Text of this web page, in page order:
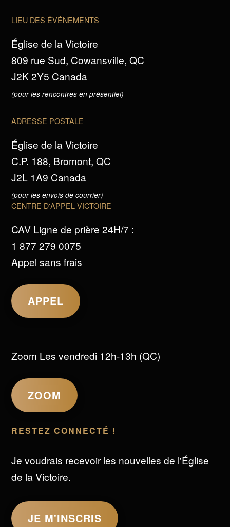
LIEU DES ÉVÉNEMENTS
Église de la Victoire
809 rue Sud, Cowansville, QC
J2K 2Y5 Canada
(pour les rencontres en présentiel)
ADRESSE POSTALE
Église de la Victoire
C.P. 188, Bromont, QC
J2L 1A9 Canada
(pour les envois de courrier)
CENTRE D'APPEL VICTOIRE
CAV Ligne de prière 24H/7 :
1 877 279 0075
Appel sans frais
APPEL
Zoom Les vendredi 12h-13h (QC)
ZOOM
RESTEZ CONNECTÉ !
Je voudrais recevoir les nouvelles de l'Église
de la Victoire.
JE M'INSCRIS